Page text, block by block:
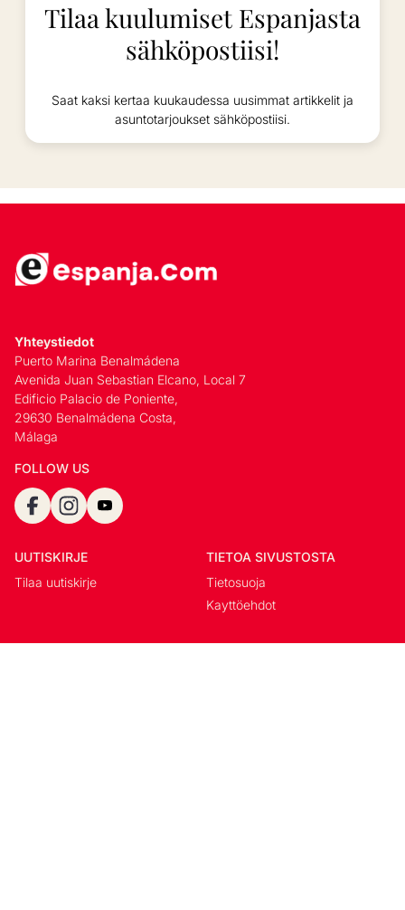
Tilaa kuulumiset Espanjasta
sähköpostiisi!
Saat kaksi kertaa kuukaudessa uusimmat artikkelit ja
asuntotarjoukset sähköpostiisi.
Yhteystiedot
Puerto Marina Benalmádena
Avenida Juan Sebastian Elcano, Local 7
Edificio Palacio de Poniente,
29630 Benalmádena Costa,
Málaga
FOLLOW US
UUTISKIRJE
Tilaa uutiskirje
TIETOA SIVUSTOSTA
Tietosuoja
Kayttöehdot